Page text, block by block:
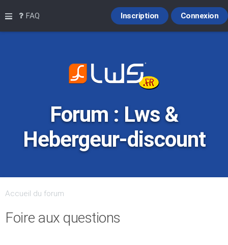
Raccourcis
FAQ Connexion
Inscription
Forum : Lws &
Hebergeur-discount
Accueil du forum
Foire aux questions